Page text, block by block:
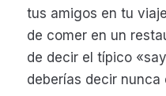
tus amigos en tu
de comer en un
de decir el típico
deberías decir nunca